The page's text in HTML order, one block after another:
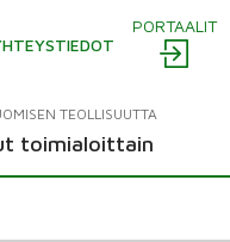
PORTAALIT
TEOLLISUUTTA
toimialoittain